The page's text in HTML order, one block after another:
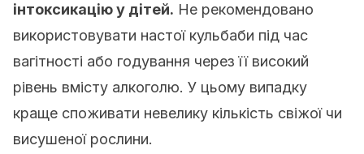
інтоксикацію у дітей. Не рекомендовано
використовувати настої кульбаби під час
вагітності або годування через її високий
рівень вмісту алкоголю. У цьому випадку
краще споживати невелику кількість свіжої чи
висушеної рослини.